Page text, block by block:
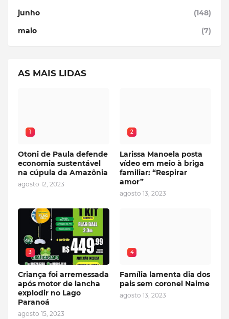
junho
(148)
maio
(7)
AS MAIS LIDAS
1
Otoni de Paula defende
economia sustentável
na cúpula da Amazônia
agosto 12, 2023
2
Larissa Manoela posta
vídeo em meio à briga
familiar: “Respirar
amor”
agosto 13, 2023
3
Criança foi arremessada
após motor de lancha
explodir no Lago
Paranoá
agosto 15, 2023
4
Família lamenta dia dos
pais sem coronel Naime
agosto 13, 2023